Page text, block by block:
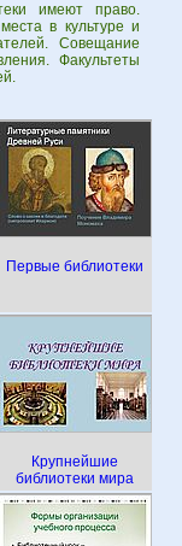
имеют право.
в культуре и
Совещание
Факультеты
Первые библиотеки
Крупнейшие
библиотеки мира